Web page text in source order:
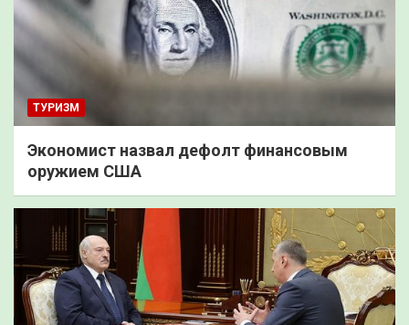
ТУРИЗМ
Экономист назвал дефолт финансовым
оружием США